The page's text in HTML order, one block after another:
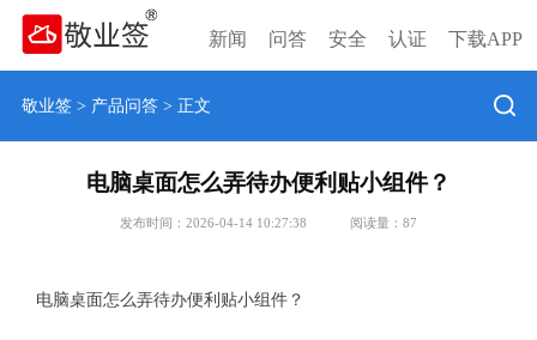
新闻 问答 安全 认证 下载APP
敬业签> 产品问答> 正文
电脑桌面怎么弄待办便利贴小组件？
发布时间：2026-04-14 10:27:38 阅读量： 87
电脑桌面怎么弄待办便利贴小组件？